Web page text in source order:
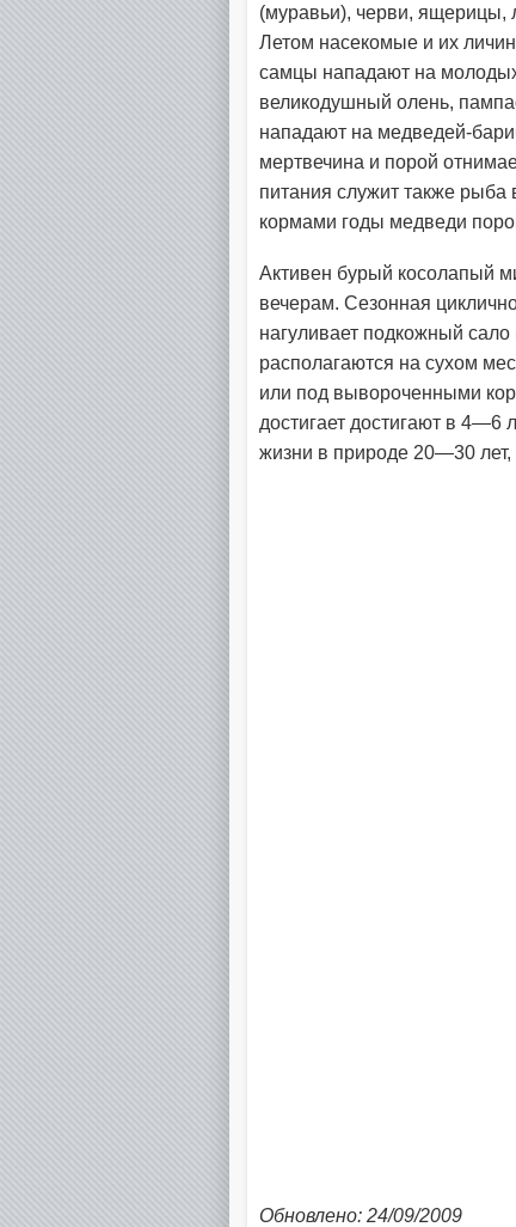
(муравьи), черви, ящерицы,
Летом насекомые и их
самцы нападают на
великодушный олень,
нападают на медведей-
мертвечина и порой
питания служит также
кормами годы медведи
Активен бурый косолапый
вечерам. Сезонная
нагуливает подкожный сало
располагаются на сухом
или под вывороченными
достигает достигают в 4—6
жизни в природе 20—30
Обновлено: 24/09/2009